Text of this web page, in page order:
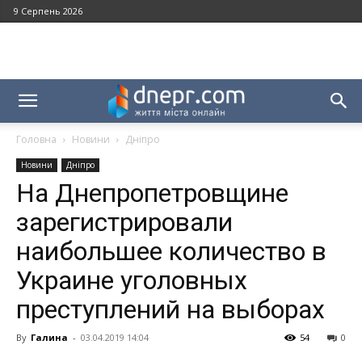
9 Серпень 2026
Головна Новини Дніпро
Новини Дніпро
На Днепропетровщине
зарегистрировали
наибольшее количество в
Украине уголовных
преступлений на выборах
By Галина - 03.04.2019 14:04 0
54